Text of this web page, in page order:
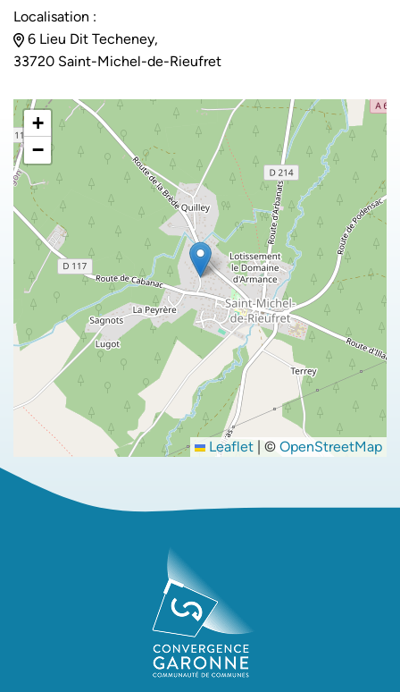
Localisation :
6 Lieu Dit Techeney,
33720 Saint-Michel-de-Rieufret
+
−
Leaflet | © OpenStreetMap